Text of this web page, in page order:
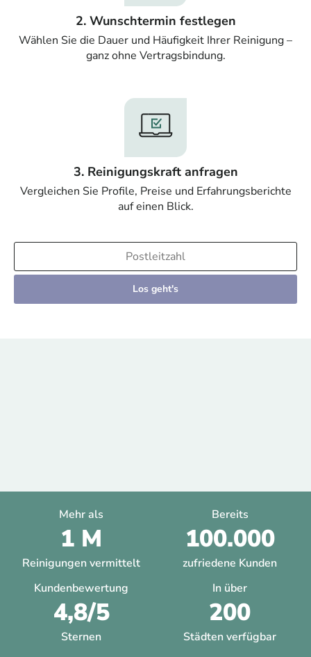
2. Wunschtermin festlegen
Wählen Sie die Dauer und Häufigkeit Ihrer Reinigung –
ganz ohne Vertragsbindung.
3. Reinigungskraft anfragen
Vergleichen Sie Profile, Preise und Erfahrungsberichte
auf einen Blick.
Los geht's
Mehr als
1 M
Reinigungen vermittelt
Bereits
100.000
zufriedene Kunden
Kundenbewertung
4,8/5
Sternen
In über
200
Städten verfügbar